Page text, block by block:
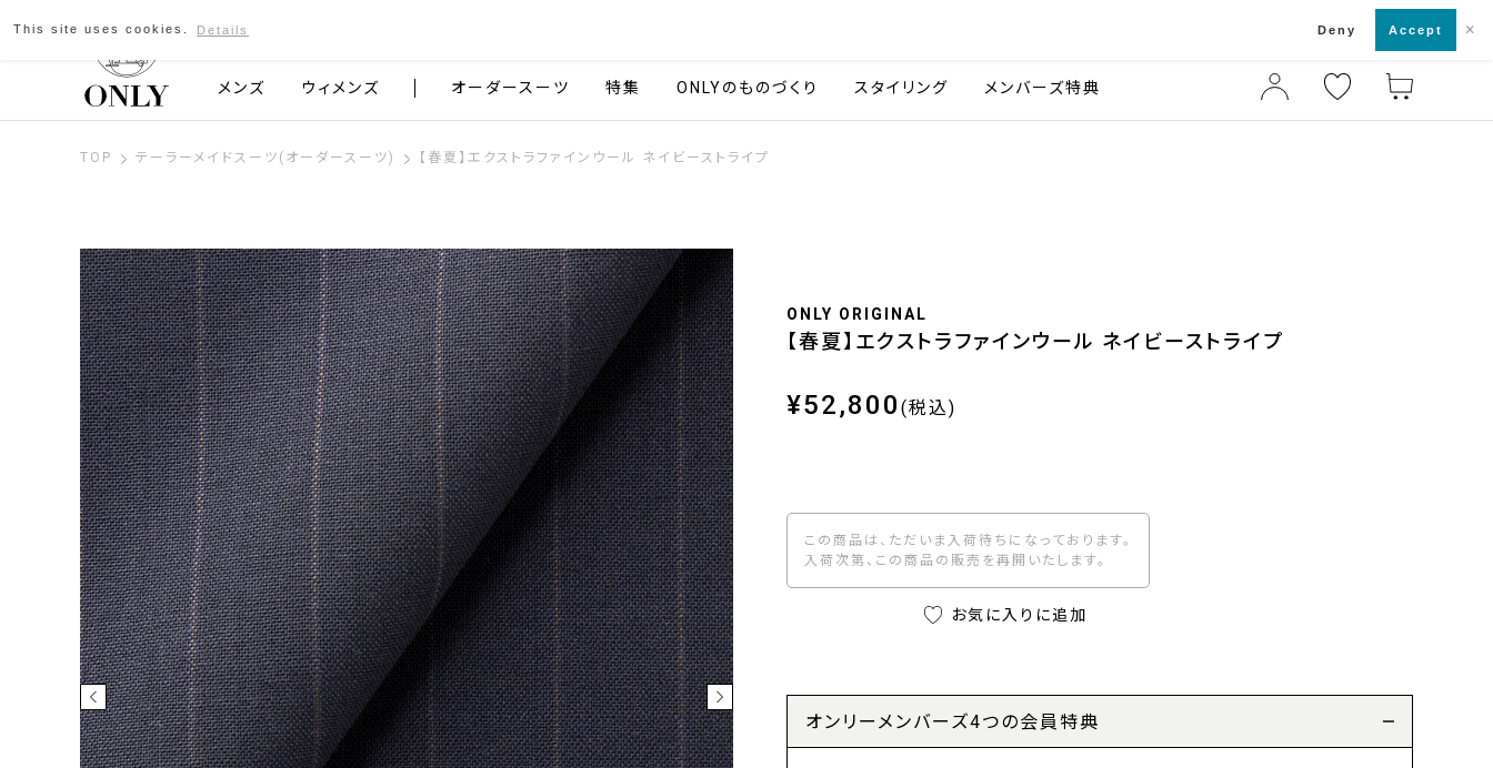
京都発のスーツブランド ONLY
メンズ ウィメンズ オーダースーツ 特集 ONLYのものづくり スタイリング メンバーズ特典
TOP テーラーメイドスーツ(オーダースーツ) 【春夏】エクストラファインウール ネイビーストライプ
ONLY ORIGINAL
【春夏】エクストラファインウール ネイビーストライプ
¥52,800 (税込)
この商品は、ただいま入荷待ちになっております。
入荷次第、この商品の販売を再開いたします。
お気に入りに追加
オンリーメンバーズ4つの会員特典
This site uses cookies. Details Deny Accept ×